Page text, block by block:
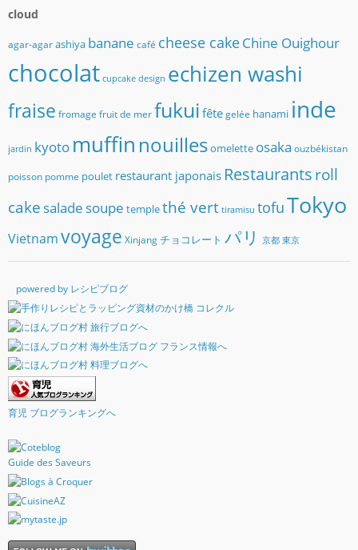
cloud
agar-agar ashiya banane café cheese cakeChine Ouighour
chocolat cupcake design echizen washi
fraise fromage fruit de mer fukui fête gelée hanami inde
jardin kyoto muffin nouillesomelette osaka ouzbékistan
poisson pomme poulet restaurant japonais Restaurantsroll
cake salade soupe templethé vert tiramisu tofuTokyo
Vietnamvoyage Xinjang チョコレート パリ 京都 東京
powered by レシピブログ
育児 ブログランキングへ
Guide des Saveurs